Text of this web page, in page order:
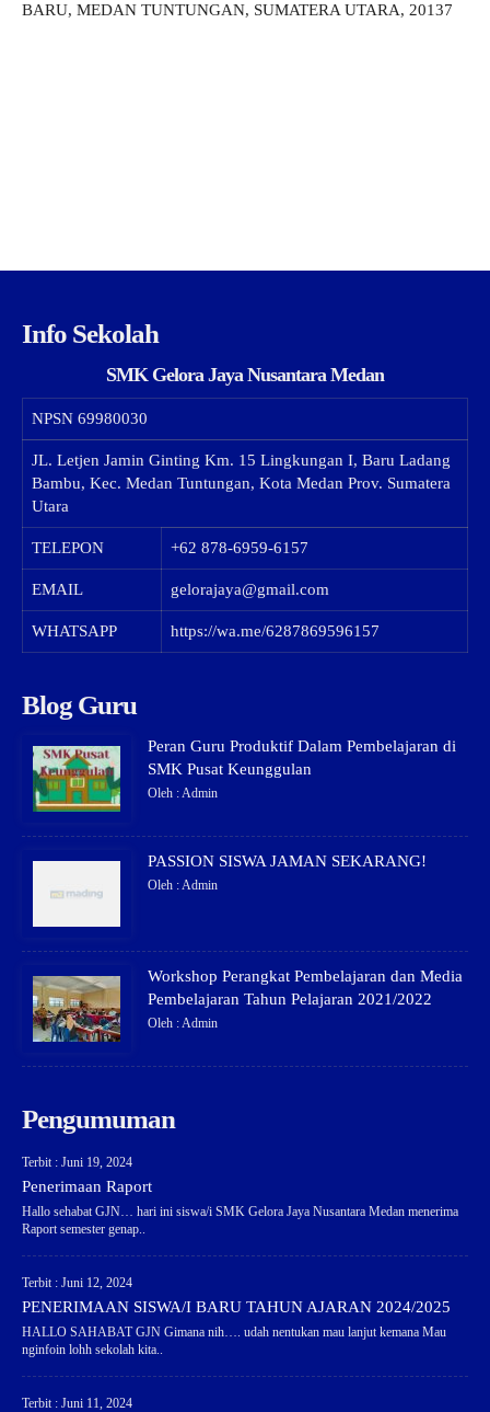
BARU, MEDAN TUNTUNGAN, SUMATERA UTARA, 20137
Info Sekolah
SMK Gelora Jaya Nusantara Medan
NPSN 69980030
JL. Letjen Jamin Ginting Km. 15 Lingkungan I, Baru Ladang
Bambu, Kec. Medan Tuntungan, Kota Medan Prov. Sumatera
Utara
TELEPON +62 878-6959-6157
EMAIL gelorajaya@gmail.com
WHATSAPP https://wa.me/6287869596157
Blog Guru
Peran Guru Produktif Dalam Pembelajaran di
SMK Pusat Keunggulan
Oleh : Admin
PASSION SISWA JAMAN SEKARANG!
Oleh : Admin
Workshop Perangkat Pembelajaran dan Media
Pembelajaran Tahun Pelajaran 2021/2022
Oleh : Admin
Pengumuman
Terbit : Juni 19, 2024
Penerimaan Raport
Hallo sehabat GJN… hari ini siswa/i SMK Gelora Jaya Nusantara Medan menerima
Raport semester genap..
Terbit : Juni 12, 2024
PENERIMAAN SISWA/I BARU TAHUN AJARAN 2024/2025
HALLO SAHABAT GJN Gimana nih…. udah nentukan mau lanjut kemana Mau
nginfoin lohh sekolah kita..
Terbit : Juni 11, 2024